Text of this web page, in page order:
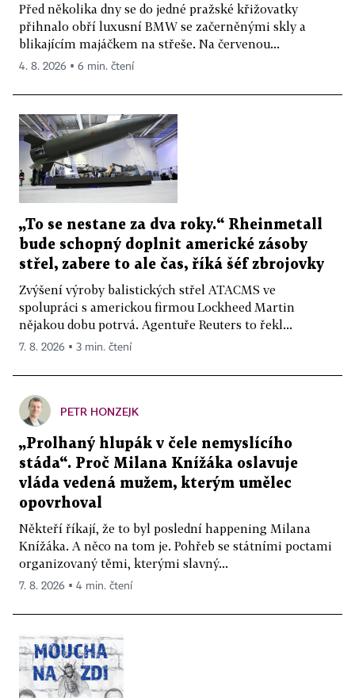
Před několika dny se do jedné pražské křižovatky
přihnalo obří luxusní BMW se začerněnými skly a
blikajícím majáčkem na střeše. Na červenou...
4. 8. 2026 ▪ 6 min. čtení
„To se nestane za dva roky.“ Rheinmetall
bude schopný doplnit americké zásoby
střel, zabere to ale čas, říká šéf zbrojovky
Zvýšení výroby balistických střel ATACMS ve
spolupráci s americkou firmou Lockheed Martin
nějakou dobu potrvá. Agentuře Reuters to řekl...
7. 8. 2026 ▪ 3 min. čtení
PETR HONZEJK
„Prolhaný hlupák v čele nemyslícího
stáda“. Proč Milana Knížáka oslavuje
vláda vedená mužem, kterým umělec
opovrhoval
Někteří říkají, že to byl poslední happening Milana
Knížáka. A něco na tom je. Pohřeb se státními poctami
organizovaný těmi, kterými slavný...
7. 8. 2026 ▪ 4 min. čtení